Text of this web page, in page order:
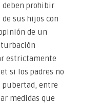
deben prohibir
sus hijos con
de un
estrictamente
si los padres no
pubertad, entre
medidas que